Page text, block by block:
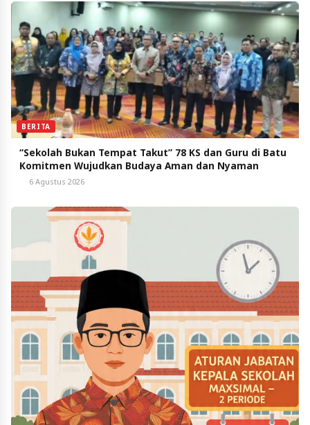
BERITA
“Sekolah Bukan Tempat Takut” 78 KS dan Guru di Batu
Komitmen Wujudkan Budaya Aman dan Nyaman
6 Agustus 2026